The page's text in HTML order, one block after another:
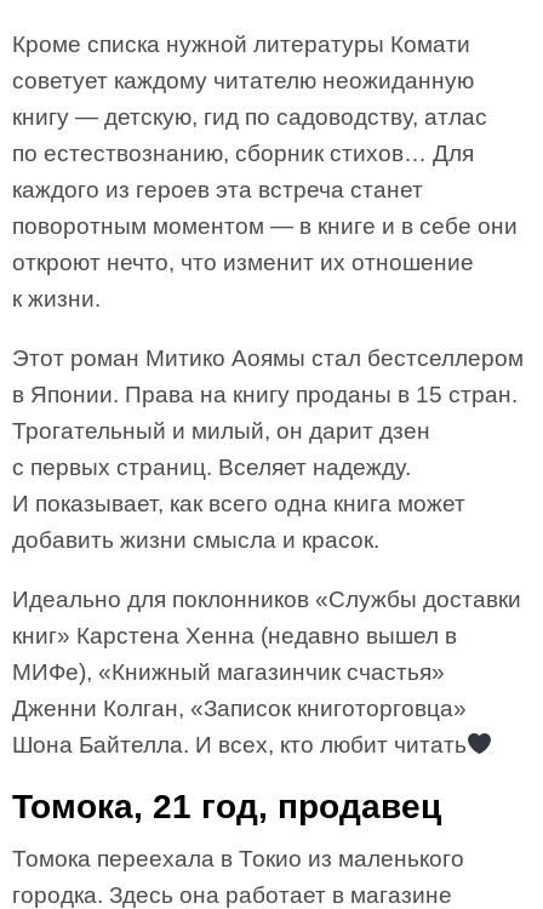
Кроме списка нужной литературы Комати
советует каждому читателю неожиданную
книгу — детскую, гид по садоводству, атлас
по естествознанию, сборник стихов… Для
каждого из героев эта встреча станет
поворотным моментом — в книге и в себе они
откроют нечто, что изменит их отношение
к жизни.
Этот роман Митико Аоямы стал бестселлером
в Японии. Права на книгу проданы в 15 стран.
Трогательный и милый, он дарит дзен
с первых страниц. Вселяет надежду.
И показывает, как всего одна книга может
добавить жизни смысла и красок.
Идеально для поклонников «Службы доставки
книг» Карстена Хенна (недавно вышел в
МИФе), «Книжный магазинчик счастья»
Дженни Колган, «Записок книготорговца»
Шона Байтелла. И всех, кто любит читать
Томока, 21 год, продавец
Томока переехала в Токио из маленького
городка. Здесь она работает в магазине